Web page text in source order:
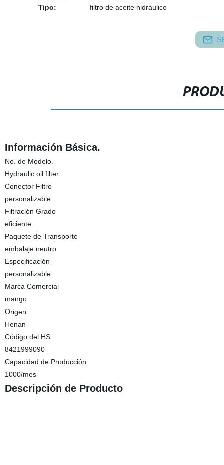
Tipo:
filtro de aceite hidráulico
Información Básica.
No. de Modelo.
Hydraulic oil filter
Conector Filtro
personalizable
Filtración Grado
eficiente
Paquete de Transporte
embalaje neutro
Especificación
personalizable
Marca Comercial
mango
Origen
Henan
Código del HS
8421999090
Capacidad de Producción
1000/mes
Descripción de Producto